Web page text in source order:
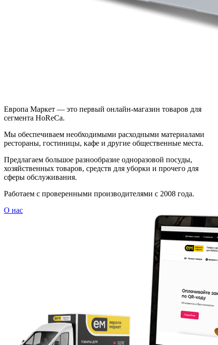
Европа Маркет — это первый онлайн-магазин товаров для
сегмента HoReCa.
Мы обеспечиваем необходимыми расходными материалами
рестораны, гостиницы, кафе и другие общественные места.
Предлагаем большое разнообразие одноразовой посуды,
хозяйственных товаров, средств для уборки и прочего для
сферы обслуживания.
Работаем с проверенными производителями с 2008 года.
О нас